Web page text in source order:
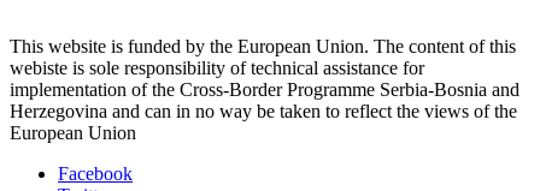
This website is funded by the European Union. The content of this
webiste is sole responsibility of technical assistance for
implementation of the Cross-Border Programme Serbia-Bosnia and
Herzegovina and can in no way be taken to reflect the views of the
European Union
Facebook